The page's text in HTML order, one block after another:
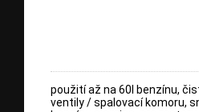
použití až na 60l benzínu,
ventily / spalovací komoru,